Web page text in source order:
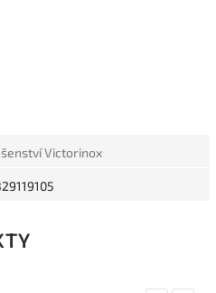
Victorinox